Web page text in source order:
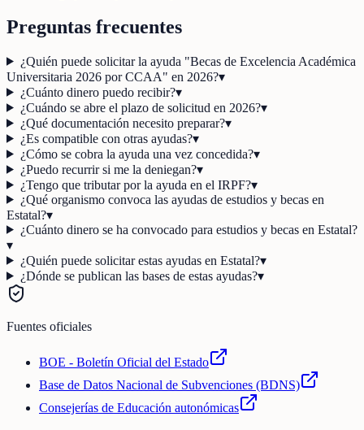
Preguntas frecuentes
¿Quién puede solicitar la ayuda "Becas de Excelencia Académica
Universitaria 2026 por CCAA" en 2026?▾
¿Cuánto dinero puedo recibir?▾
¿Cuándo se abre el plazo de solicitud en 2026?▾
¿Qué documentación necesito preparar?▾
¿Es compatible con otras ayudas?▾
¿Cómo se cobra la ayuda una vez concedida?▾
¿Puedo recurrir si me la deniegan?▾
¿Tengo que tributar por la ayuda en el IRPF?▾
¿Qué organismo convoca las ayudas de estudios y becas en
Estatal?▾
¿Cuánto dinero se ha convocado para estudios y becas en Estatal?
▾
¿Quién puede solicitar estas ayudas en Estatal?▾
¿Dónde se publican las bases de estas ayudas?▾
Fuentes oficiales
BOE - Boletín Oficial del Estado
Base de Datos Nacional de Subvenciones (BDNS)
Consejerías de Educación autonómicas